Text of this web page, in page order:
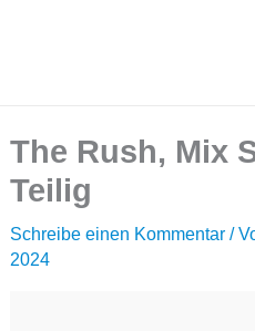
The Rush, Mix
Teilig
Schreibe einen Kommentar /
2024